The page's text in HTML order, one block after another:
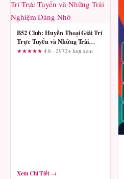
B52 Club: Huyền Thoại Giải Trí
Trực Tuyến và Những Trải
Nghiệm Đáng Nhớ
★★★★★ 4.8 · 2972+ lượt xem
Xem Chi Tiết →